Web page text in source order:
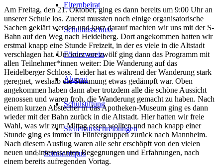
Elternbeirat
Schulausschuss
Förderverein
Alumni
Schulstiftung
Stellenausschreibungen
Schulcampus
Am Freitag, den 21. Oktober, ging es dann bereits um 9:00 Uhr an
unserer Schule los. Zuerst mussten noch einige organisatorische
Sachen geklärt werden und kurz darauf machten wir uns mit der S-
Bahn auf den Weg nach Heidelberg. Dort angekommen hatten wir
erstmal knapp eine Stunde Freizeit, in der es viele in die Altstadt
verschlagen hat. Um kurz vor zwölf ging dann das Programm mit
allen Teilnehmer*innen weiter: Die Wanderung auf das
Heidelberger Schloss. Leider hat es während der Wanderung stark
geregnet, weshalb die Stimmung etwas gedämpft war. Oben
angekommen haben dann aber trotzdem alle die schöne Aussicht
genossen und waren froh, die Wanderung gemacht zu haben. Nach
einem kurzen Abstecher in das Apotheken-Museum ging es dann
wieder mit der Bahn zurück in die Altstadt. Hier hatten wir freie
Wahl, was wir zum Mittag essen wollten und nach knapp einer
Stunde ging es immer in Fünfergruppen zurück nach Mannheim.
Nach diesem Ausflug waren alle sehr erschöpft von den vielen
neuen und interessanten Begegnungen und Erfahrungen, nach
einem bereits aufregenden Vortag.